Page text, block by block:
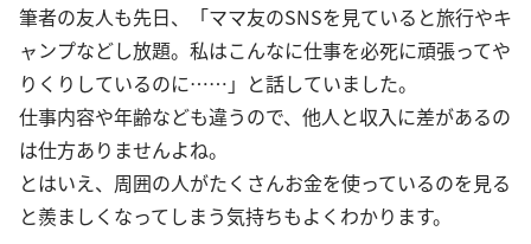
筆者の友人も先日、「ママ友のSNSを見ていると旅行やキ
ャンプなどし放題。私はこんなに仕事を必死に頑張ってや
りくりしているのに……」と話していました。
仕事内容や年齢なども違うので、他人と収入に差があるの
は仕方ありませんよね。
とはいえ、周囲の人がたくさんお金を使っているのを見る
と羨ましくなってしまう気持ちもよくわかります。